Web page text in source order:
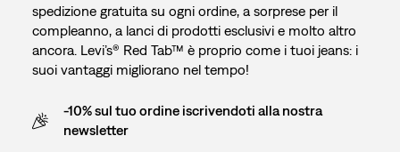
spedizione gratuita su ogni ordine, a sorprese per il
compleanno, a lanci di prodotti esclusivi e molto altro
ancora. Levi’s® Red Tab™ è proprio come i tuoi jeans: i
suoi vantaggi migliorano nel tempo!
-10% sul tuo ordine iscrivendoti alla nostra
newsletter